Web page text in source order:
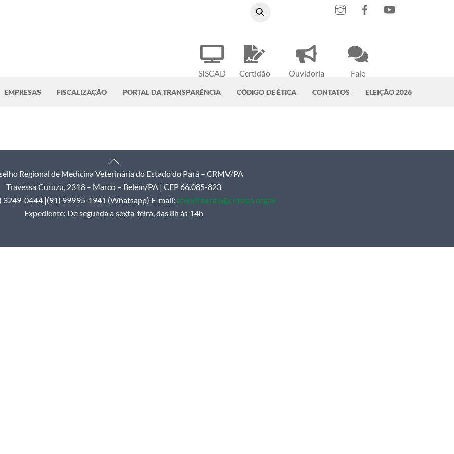
SISCAD
Certidão
Ouvidoria
Fale
InstagramFacebook
EMPRESAS FISCALIZAÇÃO PORTAL DA TRANSPARÊNCIA CÓDIGO DE ÉTICA CONTATOS ELEIÇÃO 2026
Back
To
Top
Regional de Medicina Veterinária do Estado do Pará – CRMV/PA
Travessa Curuzu, 2318 – Marco – Belém/PA | CEP 66.085-823
3249-0444 |(91) 99995-1941 (Whatsapp) E-mail: atendimento@crmvpa.org.br
Expediente: De segunda a sexta-feira, das 8h às 14h